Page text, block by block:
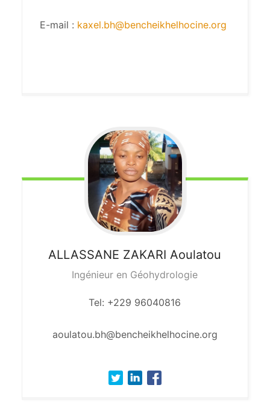
E-mail : kaxel.bh@bencheikhelhocine.org
ALLASSANE ZAKARIAoulatou
Ingénieur en Géohydrologie
Tel: +229 96040816
aoulatou.bh@bencheikhelhocine.org